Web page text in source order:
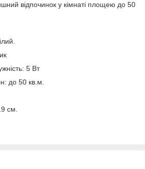
відпочинок у кімнаті площею до 50
5 Вт
до 50 кв.м.
см.